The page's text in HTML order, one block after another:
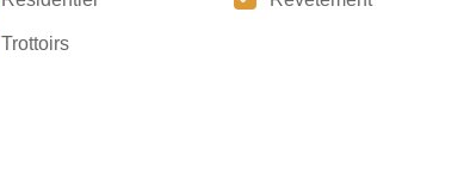
Trottoirs